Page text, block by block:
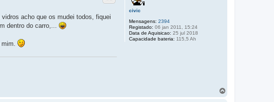
civic
Mensagens: 2394
Registado: 06 jan 2011, 15:24
Data de Aquisicao: 25 jul 2018
Capacidade bateria: 115,5 Ah
acho que os mudei todos, fiquei
dentro do carro,...